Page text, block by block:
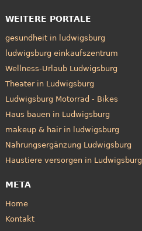
WEITERE PORTALE
gesundheit in ludwigsburg
ludwigsburg einkaufszentrum
Wellness-Urlaub Ludwigsburg
Theater in Ludwigsburg
Ludwigsburg Motorrad - Bikes
Haus bauen in Ludwigsburg
makeup & hair in ludwigsburg
Nahrungsergänzung Ludwigsburg
Haustiere versorgen in Ludwigsburg
META
Home
Kontakt